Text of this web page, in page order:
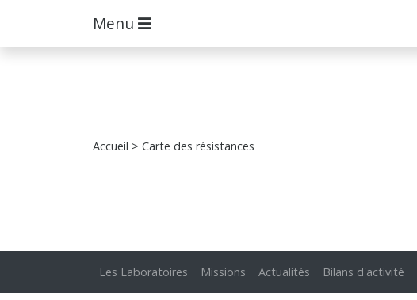
Menu
Accueil > Carte des résistances
Les Laboratoires Missions Actualités Bilans d'activité